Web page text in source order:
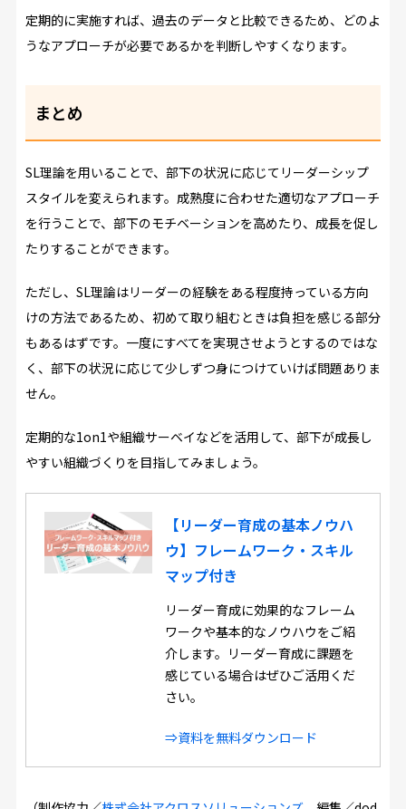
定期的に実施すれば、過去のデータと比較できるため、どのよ
うなアプローチが必要であるかを判断しやすくなります。
まとめ
SL理論を用いることで、部下の状況に応じてリーダーシップ
スタイルを変えられます。成熟度に合わせた適切なアプローチ
を行うことで、部下のモチベーションを高めたり、成長を促し
たりすることができます。
ただし、SL理論はリーダーの経験をある程度持っている方向
けの方法であるため、初めて取り組むときは負担を感じる部分
もあるはずです。一度にすべてを実現させようとするのではな
く、部下の状況に応じて少しずつ身につけていけば問題ありま
せん。
定期的な1on1や組織サーベイなどを活用して、部下が成長し
やすい組織づくりを目指してみましょう。
【リーダー育成の基本ノウハ
ウ】フレームワーク・スキル
マップ付き
リーダー育成に効果的なフレーム
ワークや基本的なノウハウをご紹
介します。リーダー育成に課題を
感じている場合はぜひご活用くだ
さい。
⇒資料を無料ダウンロード